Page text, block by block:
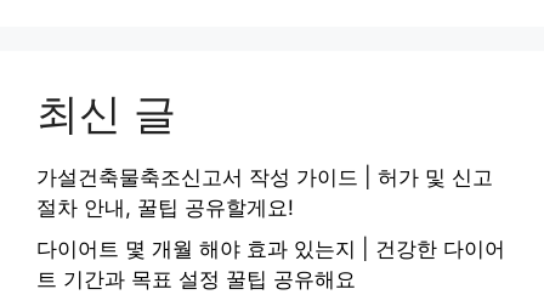
최신 글
가설건축물축조신고서 작성 가이드 | 허가 및 신고
절차 안내, 꿀팁 공유할게요!
다이어트 몇 개월 해야 효과 있는지 | 건강한 다이어
트 기간과 목표 설정 꿀팁 공유해요